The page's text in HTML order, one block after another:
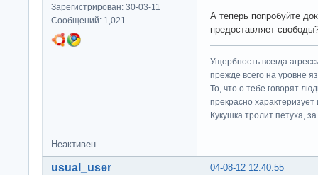
Зарегистрирован: 30-03-11
Сообщений: 1,021
А теперь попробуйте
предоставляет
Ущербность всегда
прежде всего на уровне
То, что о тебе говорят
прекрасно характеризует
Кукушка тролит петуха,
Неактивен
04-08-12 12:40:55
usual_user